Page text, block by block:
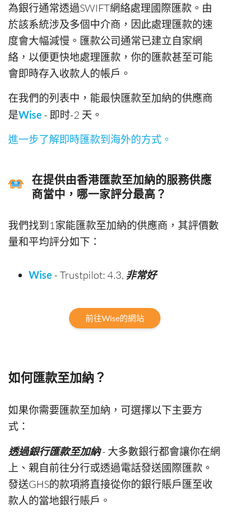
為銀行通常透過SWIFT網絡處理國際匯款。由
於該系統涉及多個中介商，因此處理匯款的速
度會大幅減慢。匯款公司通常已建立自家網
絡，以便更快地處理匯款，你的匯款甚至可能
會即時存入收款人的帳戶。
在我們的列表中，能最快匯款至加納的供應商
是Wise - 即时-2 天。
進一步了解即時匯款到海外的方式。
在提供由香港匯款至加納的服務供應
商當中，哪一家評分最高？
我們找到1家能匯款至加納的供應商，其評價數
量和平均評分如下：
Wise - Trustpilot: 4.3, 非常好
前往Wise的網站
如何匯款至加納？
如果你需要匯款至加納，可選擇以下主要方
式：
透過銀行匯款至加納- 大多數銀行都會讓你在網
上、親自前往分行或透過電話發送國際匯款。
發送GHS的款項將直接從你的銀行賬戶匯至收
款人的當地銀行賬戶。